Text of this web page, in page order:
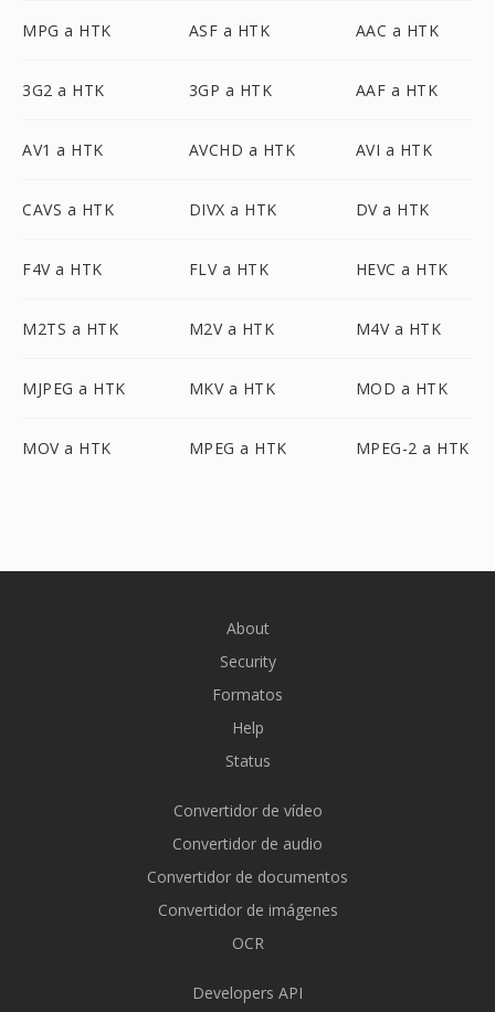
MPG a HTK ASF a HTK AAC a HTK
3G2 a HTK 3GP a HTK AAF a HTK
AV1 a HTK AVCHD a HTK AVI a HTK
CAVS a HTK DIVX a HTK DV a HTK
F4V a HTK FLV a HTK HEVC a HTK
M2TS a HTK M2V a HTK M4V a HTK
MJPEG a HTK MKV a HTK MOD a HTK
MOV a HTK MPEG a HTK MPEG-2 a HTK
About
Security
Formatos
Help
Status
Convertidor de vídeo
Convertidor de audio
Convertidor de documentos
Convertidor de imágenes
OCR
Developers API